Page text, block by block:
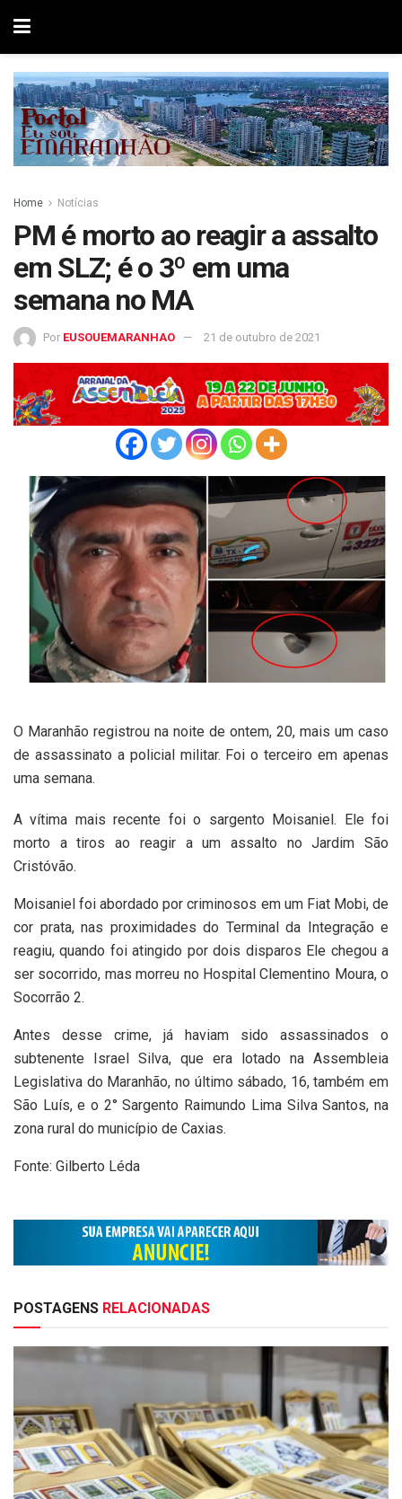
Home Notícias
PM é morto ao reagir a assalto
em SLZ; é o 3º em uma
semana no MA
Por EUSOUEMARANHAO 21 de outubro de 2021
O Maranhão registrou na noite de ontem, 20, mais um caso
de assassinato a policial militar. Foi o terceiro em apenas
uma semana.
A vítima mais recente foi o sargento Moisaniel. Ele foi
morto a tiros ao reagir a um assalto no Jardim São
Cristóvão.
Moisaniel foi abordado por criminosos em um Fiat Mobi, de
cor prata, nas proximidades do Terminal da Integração e
reagiu, quando foi atingido por dois disparos Ele chegou a
ser socorrido, mas morreu no Hospital Clementino Moura, o
Socorrão 2.
Antes desse crime, já haviam sido assassinados o
subtenente Israel Silva, que era lotado na Assembleia
Legislativa do Maranhão, no último sábado, 16, também em
São Luís, e o 2° Sargento Raimundo Lima Silva Santos, na
zona rural do município de Caxias.
Fonte: Gilberto Léda
POSTAGENS RELACIONADAS